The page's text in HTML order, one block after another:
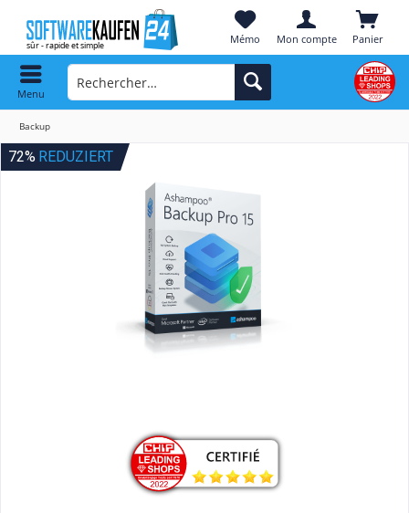
Panier
Mémo Mon compte
Menu
Backup
72% REDUZIERT